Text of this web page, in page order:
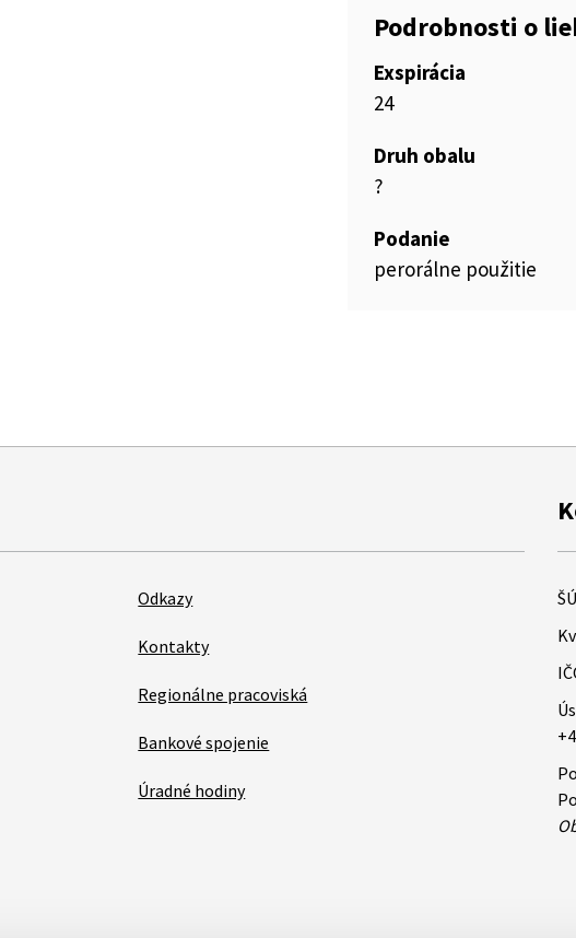
Podrobnosti o
Exspirácia
24
Druh obalu
?
Podanie
perorálne použitie
Odkazy
Kontakty
Regionálne pracoviská
Bankové spojenie
Úradné hodiny